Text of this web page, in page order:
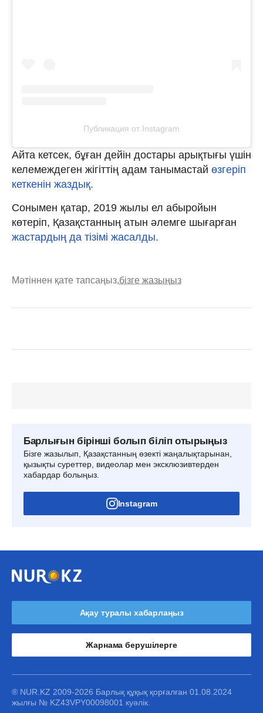
Публикация от Instagram
Айта кетсек, бұған дейін достары арықтығы үшін
келемеждеген жігіттің адам танымастай өзгеріп
кеткенін жаздық.
Сонымен қатар, 2019 жылы ел абыройын
көтеріп, Қазақстанның атын әлемге шығарған
жастардың да тізімі жасалды.
Мәтіннен қате тапсаңыз,бізге жазыңыз
Барлығын бірінші болып біліп отырыңыз
Бізге жазылып, Қазақстанның өзекті жаңалықтарынан,
қызықты суреттер, видеолар мен эксклюзивтерден
хабардар болыңыз.
Instagram
Ақау туралы хабарлаңыз
Жарнама берушілерге
® NUR.KZ 2009-2026 Барлық құқық қорғалған 01.08.2024
жылғы № KZ43VPY00098001 куәлік.